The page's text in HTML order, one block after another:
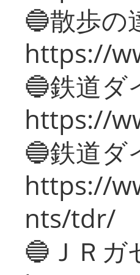
🔵散歩の
https://
🔵鉄道ダ
https://
🔵鉄道ダ
https://
nts/tdr/
🔵ＪＲガ